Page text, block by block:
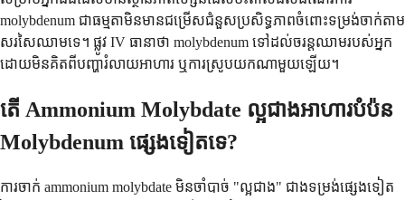
molybdenum ជាធម្មតាមិនមានជម្រើសជំនួសប្រសិទ្ធភាពចំពោះទម្រង់ចាក់តាម
សរសៃឈាមទេ។ ផ្លូវ IV ធានាថា molybdenum ទៅដល់ចរន្តឈាមរបស់អ្នក
ដោយមិនគិតពីបញ្ហារំលាយអាហារ ឬការស្រូបយកណាមួយឡើយ។
តើ Ammonium Molybdate ល្អជាងអាហារបំប៉ន
Molybdenum ផ្សេងទៀតទេ?
ការចាក់ ammonium molybdate មិនចាំបាច់ "ល្អជាង" ជាងទម្រង់ផ្សេងទៀត